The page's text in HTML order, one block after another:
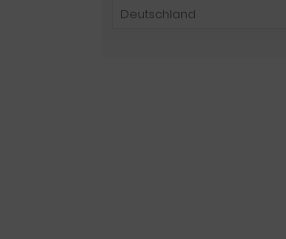
Deutschland